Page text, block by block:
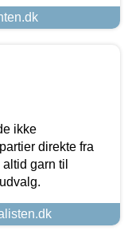
ikke
direkte fra
garn til